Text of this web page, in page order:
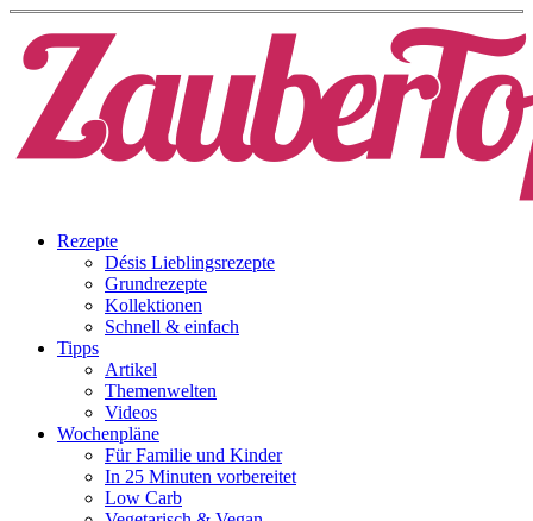
Rezepte
Désis Lieblingsrezepte
Grundrezepte
Kollektionen
Schnell & einfach
Tipps
Artikel
Themenwelten
Videos
Wochenpläne
Für Familie und Kinder
In 25 Minuten vorbereitet
Low Carb